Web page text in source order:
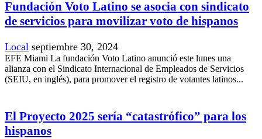
Fundación Voto Latino se asocia con sindicato
de servicios para movilizar voto de hispanos
Local septiembre 30, 2024
EFE Miami La fundación Voto Latino anunció este lunes una
alianza con el Sindicato Internacional de Empleados de Servicios
(SEIU, en inglés), para promover el registro de votantes latinos...
El Proyecto 2025 sería “catastrófico” para los
hispanos